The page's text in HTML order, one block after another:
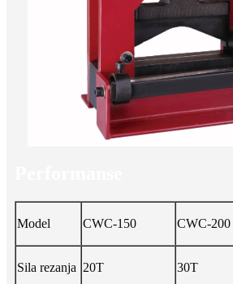
Model CWC-150 CWC-200
Sila rezanja 20T 30T